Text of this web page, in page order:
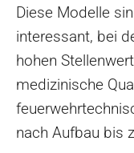
Diese Modelle
interessant, bei
hohen
medizinische
nach Aufbau bis